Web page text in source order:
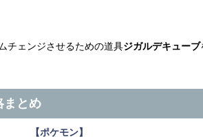
チェンジさせるための道具ジガルデキューブ
まとめ
【ポケモン】